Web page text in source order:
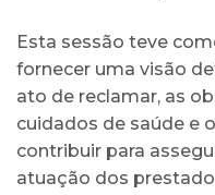
Esta sessão teve
fornecer uma visão
ato de reclamar, as
cuidados de saúde e
contribuir para
atuação dos